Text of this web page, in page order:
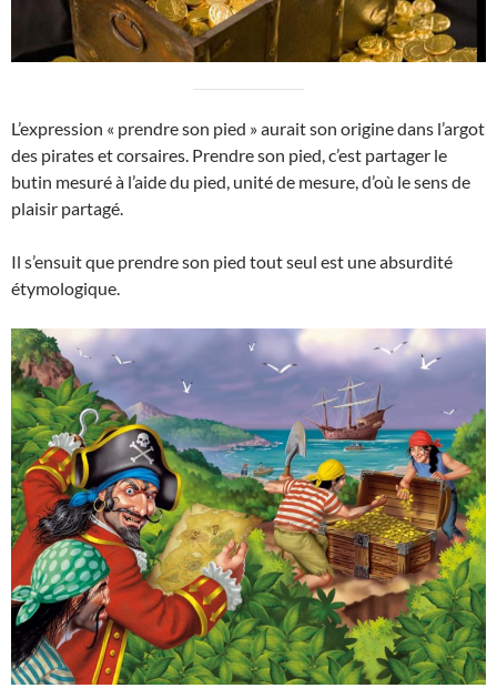
L’expression « prendre son pied » aurait son origine dans l’argot
des pirates et corsaires. Prendre son pied, c’est partager le
butin mesuré à l’aide du pied, unité de mesure, d’où le sens de
plaisir partagé.
Il s’ensuit que prendre son pied tout seul est une absurdité
étymologique.